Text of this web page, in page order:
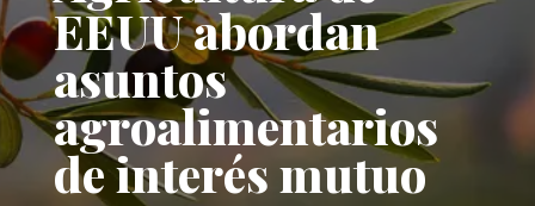
EEUU abordan
asuntos
agroalimentarios
de interés mutuo